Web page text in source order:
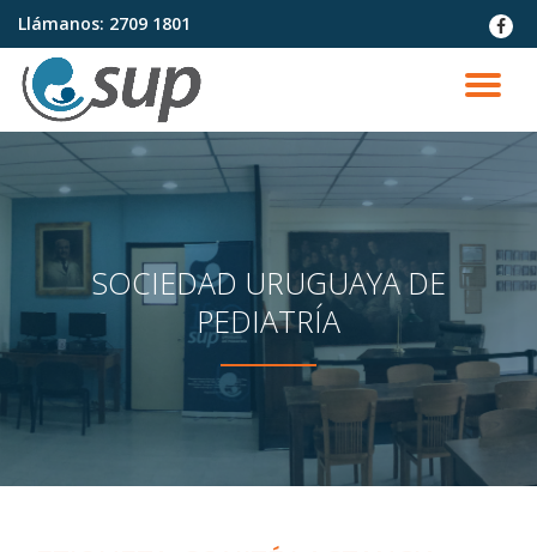
Saltar
contenido
Llámanos: 2709 1801
fa-
SOCIEDAD URUGUAYA DE
PEDIATRÍA